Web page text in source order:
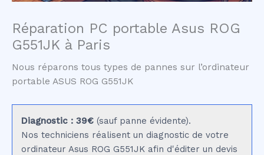
Réparation PC portable Asus ROG
G551JK à Paris
Nous réparons tous types de pannes sur l’ordinateur
portable ASUS ROG G551JK
Diagnostic : 39€ (sauf panne évidente).
Nos techniciens réalisent un diagnostic de votre
ordinateur Asus ROG G551JK afin d'éditer un devis